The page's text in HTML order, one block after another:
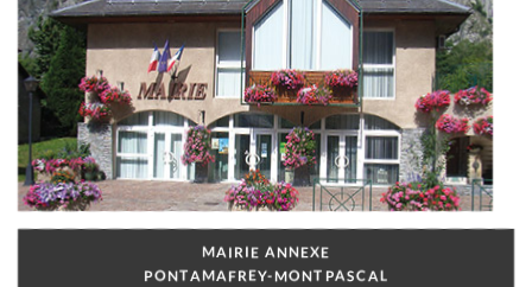
MAIRIE ANNEXE
PONTAMAFREY-MONTPASCAL